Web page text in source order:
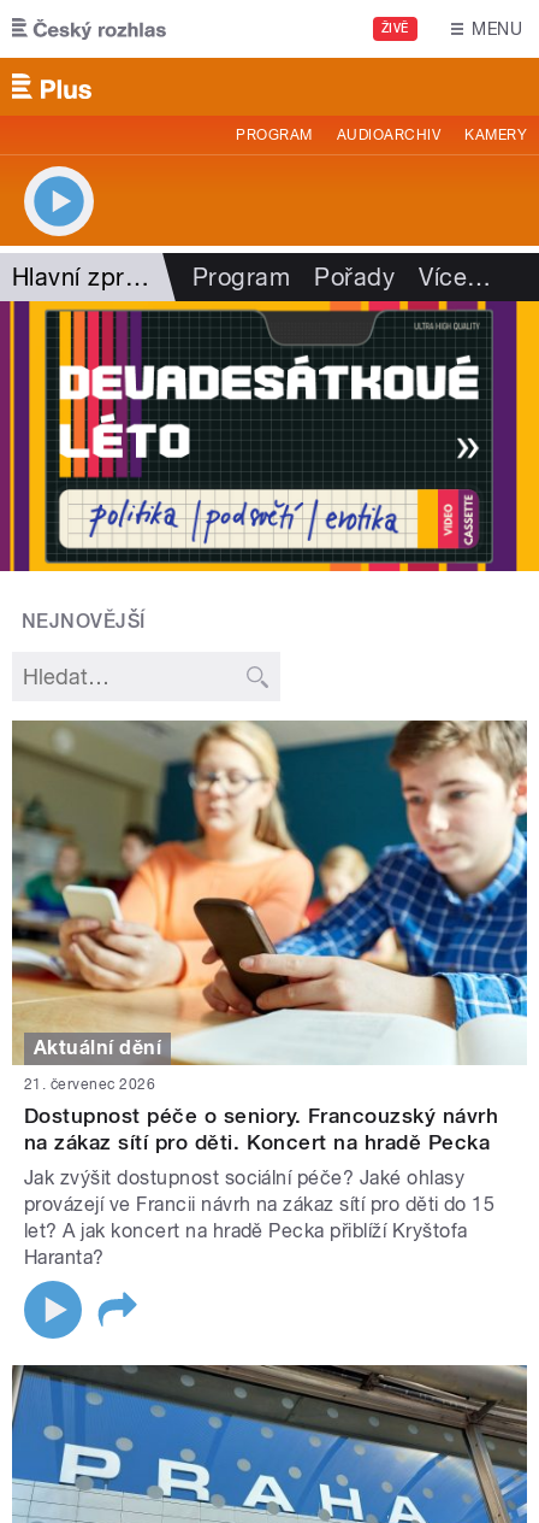
Přejít k hlavnímu obsahu
ŽIVĚ MENU
PROGRAM AUDIOARCHIV KAMERY
Hlavní zprávy - rozhovory Program Pořady Více…
NEJNOVĚJŠÍ
Aktuální dění
21. červenec 2026
Dostupnost péče o seniory. Francouzský návrh
na zákaz sítí pro děti. Koncert na hradě Pecka
Jak zvýšit dostupnost sociální péče? Jaké ohlasy
provázejí ve Francii návrh na zákaz sítí pro děti do 15
let? A jak koncert na hradě Pecka přiblíží Kryštofa
Haranta?